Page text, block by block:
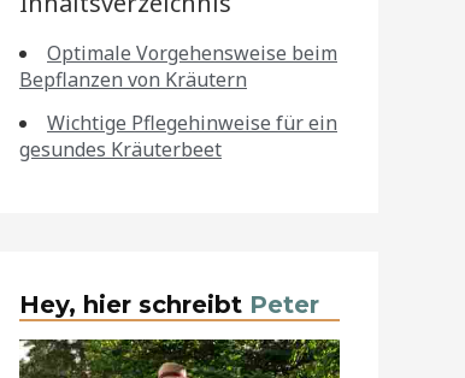
Optimale Vorgehensweise beim
Bepflanzen von Kräutern
Wichtige Pflegehinweise für ein
gesundes Kräuterbeet
Hey, hier schreibt Peter